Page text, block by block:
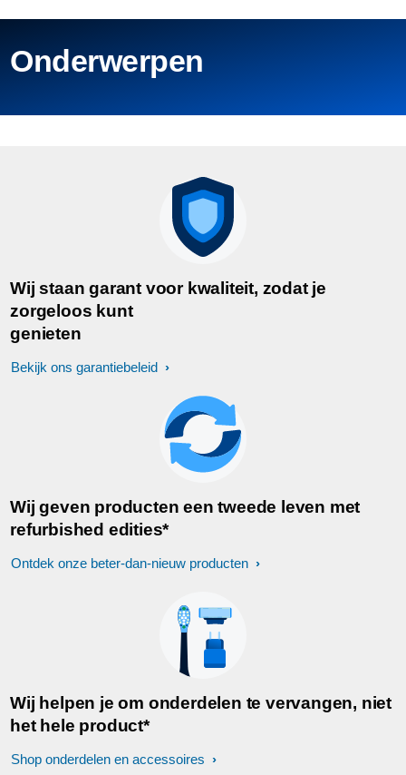
Onderwerpen
Wij staan garant voor kwaliteit, zodat je
zorgeloos kunt
genieten
Bekijk ons garantiebeleid
Wij geven producten een tweede leven met
refurbished edities*
Ontdek onze beter-dan-nieuw producten
Wij helpen je om onderdelen te vervangen, niet
het hele product*
Shop onderdelen en accessoires